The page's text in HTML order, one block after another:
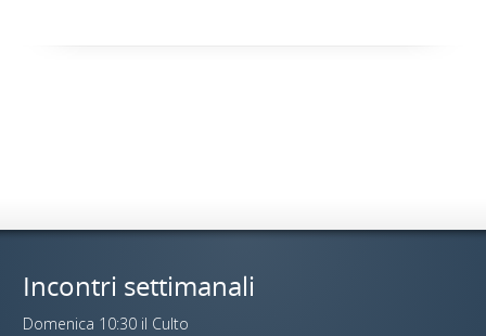
Incontri settimanali
Domenica 10:30 il Culto